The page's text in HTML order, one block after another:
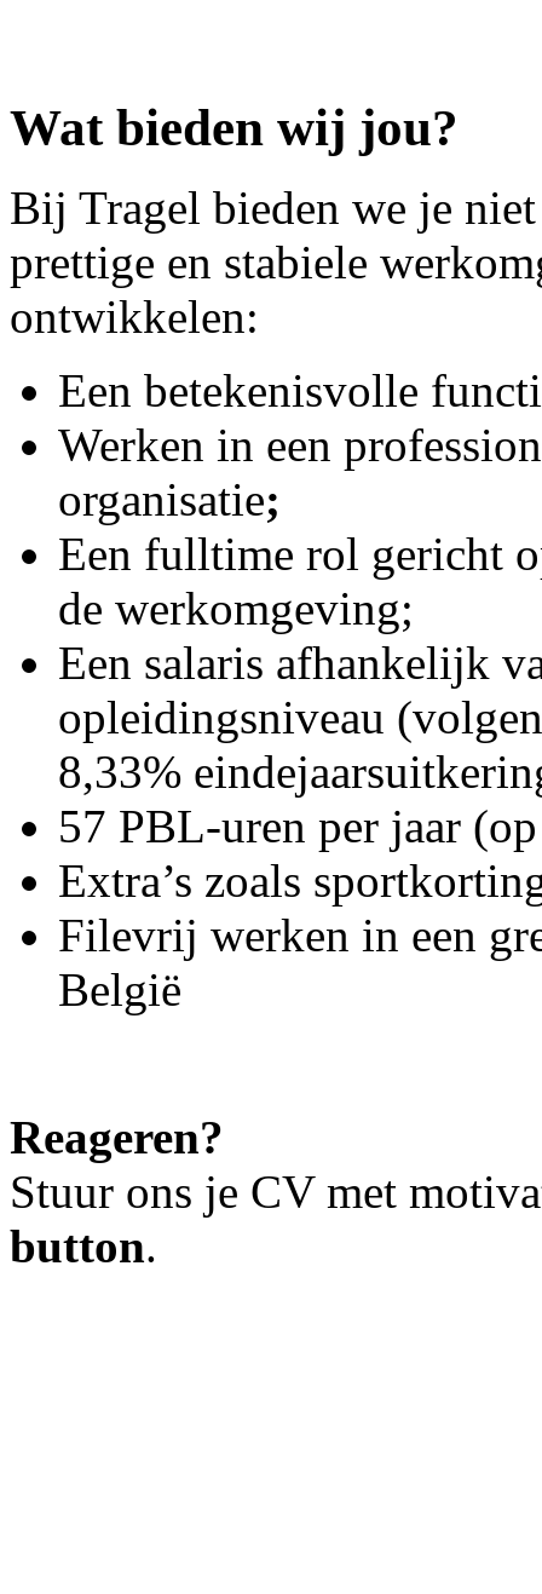
Wat bieden wij jou?
Bij Tragel bieden we je
prettige en stabiele
ontwikkelen:
Een betekenisvolle
Werken in een
organisatie;
Een fulltime rol gericht
de werkomgeving;
Een salaris afhankelijk
opleidingsniveau
8,33%
57 PBL-uren per jaar
Extra’s zoals
Filevrij werken in een
België
Reageren?
Stuur ons je CV met
button.